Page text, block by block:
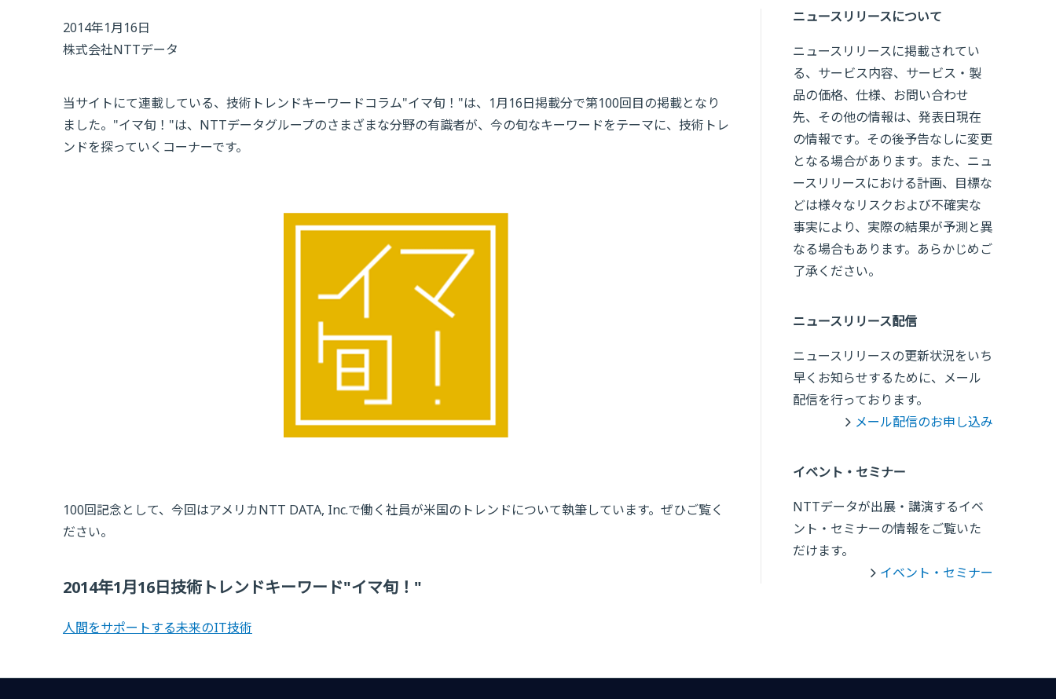
2014年1月16日
株式会社NTTデータ
当サイトにて連載している、技術トレンドキーワードコラム"イマ旬！"は、1月16日掲載分で第100回目の掲載となり
ました。"イマ旬！"は、NTTデータグループのさまざまな分野の有識者が、今の旬なキーワードをテーマに、技術トレ
ンドを探っていくコーナーです。
100回記念として、今回はアメリカNTT DATA, Inc.で働く社員が米国のトレンドについて執筆しています。ぜひご覧く
ださい。
2014年1月16日技術トレンドキーワード"イマ旬！"
人間をサポートする未来のIT技術
ニュースリリースについて
ニュースリリースに掲載されてい
る、サービス内容、サービス・製
品の価格、仕様、お問い合わせ
先、その他の情報は、発表日現在
の情報です。その後予告なしに変更
となる場合があります。また、ニュ
ースリリースにおける計画、目標な
どは様々なリスクおよび不確実な
事実により、実際の結果が予測と異
なる場合もあります。あらかじめご
了承ください。
ニュースリリース配信
ニュースリリースの更新状況をいち
早くお知らせするために、メール
配信を行っております。
メール配信のお申し込み
イベント・セミナー
NTTデータが出展・講演するイベ
ント・セミナーの情報をご覧いた
だけます。
イベント・セミナー